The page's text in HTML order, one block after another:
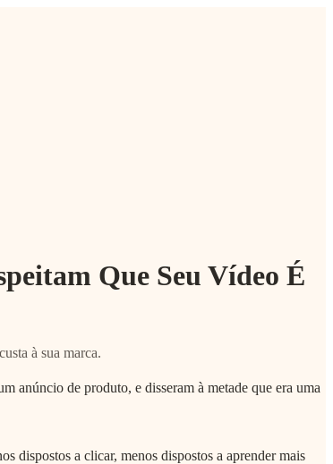
Que Seu Vídeo É
à sua marca.
anúncio de produto, e disseram à metade que era uma
dispostos a clicar, menos dispostos a aprender mais